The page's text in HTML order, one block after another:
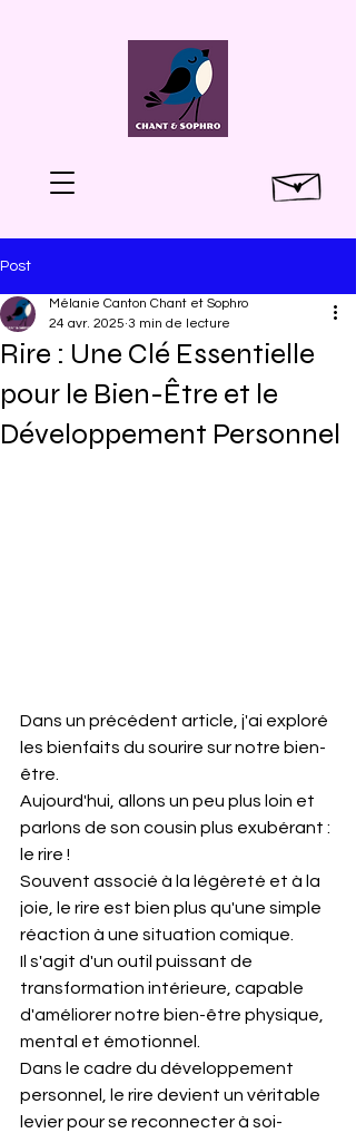
Post
Rire : Une Clé Essentielle
pour le Bien-Être et le
Développement Personnel
Mélanie Canton Chant et Sophro
24 avr. 2025 3 min de lecture
Dans un précédent article, j'ai exploré
les bienfaits du sourire sur notre bien-
être.
Aujourd'hui, allons un peu plus loin et
parlons de son cousin plus exubérant :
le rire !​
Souvent associé à la légèreté et à la
joie, le rire est bien plus qu'une simple
réaction à une situation comique.
Il s'agit d'un outil puissant de
transformation intérieure, capable
d'améliorer notre bien-être physique,
mental et émotionnel.
Dans le cadre du développement
personnel, le rire devient un véritable
levier pour se reconnecter à soi-